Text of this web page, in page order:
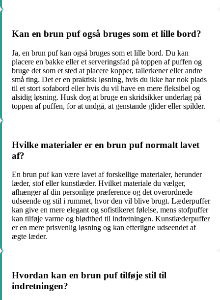
Kan en brun puf også bruges som et lille bord?
Ja, en brun puf kan også bruges som et lille bord. Du kan
placere en bakke eller et serveringsfad på toppen af puffen og
bruge det som et sted at placere kopper, tallerkener eller andre
små ting. Det er en praktisk løsning, hvis du ikke har nok plads
til et stort sofabord eller hvis du vil have en mere fleksibel og
alsidig løsning. Husk dog at bruge en skridsikker underlag på
toppen af puffen, for at undgå, at genstande glider eller spilder.
Hvilke materialer er en brun puf normalt lavet
af?
En brun puf kan være lavet af forskellige materialer, herunder
læder, stof eller kunstlæder. Hvilket materiale du vælger,
afhænger af din personlige præference og det overordnede
udseende og stil i rummet, hvor den vil blive brugt. Læderpuffer
kan give en mere elegant og sofistikeret følelse, mens stofpuffer
kan tilføje varme og blødthed til indretningen. Kunstlæderpuffer
er en mere prisvenlig løsning og kan efterligne udseendet af
ægte læder.
Hvordan kan en brun puf tilføje stil til
indretningen?